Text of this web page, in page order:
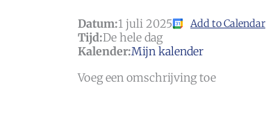
Datum:1 juli 2025 Add to Calendar
Tijd:De hele dag
Kalender:Mijn kalender
Voeg een omschrijving toe